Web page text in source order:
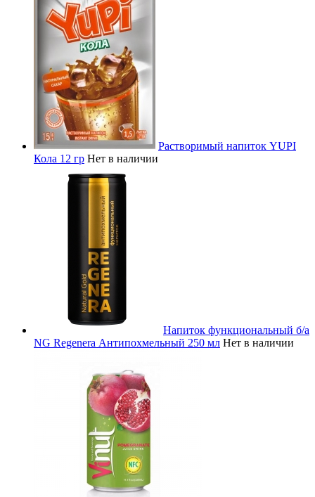
Растворимый напиток YUPI
Кола 12 гр Нет в наличии
Напиток функциональный б/а
NG Regenera Антипохмельный 250 мл Нет в наличии